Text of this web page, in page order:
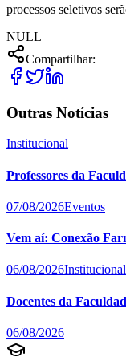
processos seletivos
NULL
Compartilhar:
Outras Notícias
Institucional
Professores da
07/08/2026Eventos
Vem aí: Conexão
06/08/2026Institucional
Docentes da
06/08/2026